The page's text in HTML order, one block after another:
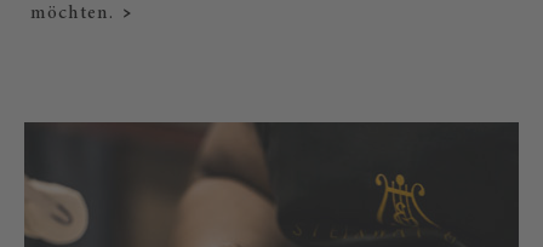
möchten.